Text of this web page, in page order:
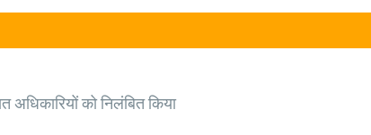
को निलंबित किया